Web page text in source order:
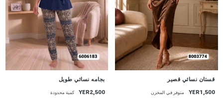
قستان نسائي قصير
YER1,500 متوفر في المخزن
بجامه نسائي طويل
YER2,500 كمية محدودة